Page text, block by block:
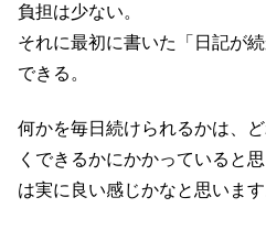
負担は少ない。
それに最初に書いた「日記が
できる。
何かを毎日続けられるかは、
くできるかにかかっていると
は実に良い感じかなと思います